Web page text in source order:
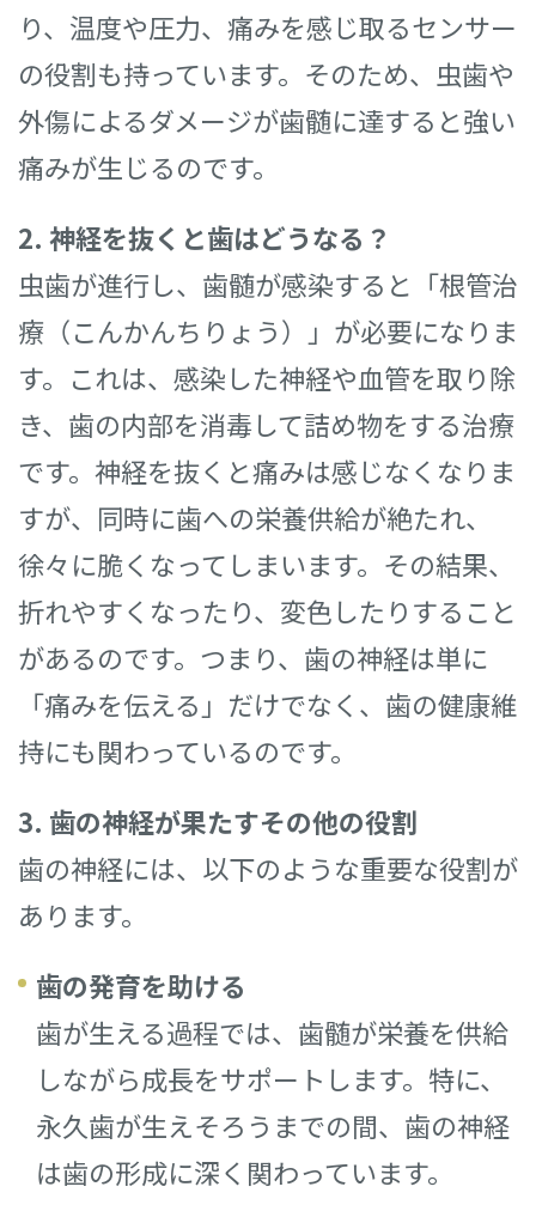
り、温度や圧力、痛みを感じ取るセンサー
の役割も持っています。そのため、虫歯や
外傷によるダメージが歯髄に達すると強い
痛みが生じるのです。
2. 神経を抜くと歯はどうなる？
虫歯が進行し、歯髄が感染すると「根管治
療（こんかんちりょう）」が必要になりま
す。これは、感染した神経や血管を取り除
き、歯の内部を消毒して詰め物をする治療
です。神経を抜くと痛みは感じなくなりま
すが、同時に歯への栄養供給が絶たれ、
徐々に脆くなってしまいます。その結果、
折れやすくなったり、変色したりすること
があるのです。つまり、歯の神経は単に
「痛みを伝える」だけでなく、歯の健康維
持にも関わっているのです。
3. 歯の神経が果たすその他の役割
歯の神経には、以下のような重要な役割が
あります。
歯の発育を助ける
歯が生える過程では、歯髄が栄養を供給
しながら成長をサポートします。特に、
永久歯が生えそろうまでの間、歯の神経
は歯の形成に深く関わっています。